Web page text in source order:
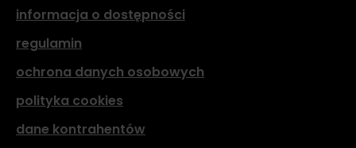
informacja o dostępności
regulamin
ochrona danych osobowych
polityka cookies
dane kontrahentów